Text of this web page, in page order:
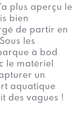
plus aperçu le
bien
de partir en
les
à bod
le matériel
un
aquatique
des vagues !